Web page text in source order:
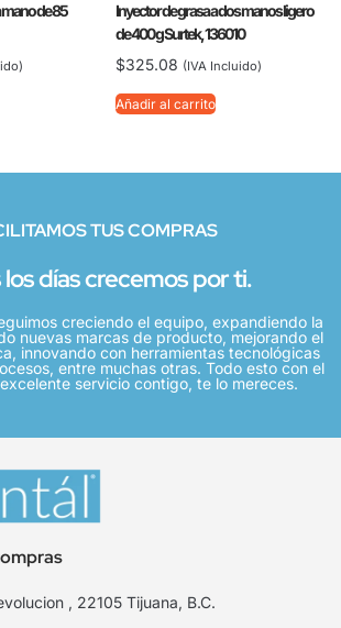
mano de 85
Inyector de grasa a dos manos ligero
de 400 g Surtek, 136010
$325.08 (IVA Incluido)
Añadir al carrito
TUS COMPRAS
los días crecemos por ti.
creciendo el equipo, expandiendo la
nuevas marcas de producto, mejorando el
innovando con herramientas tecnológicas
entre muchas otras. Todo esto con el
servicio contigo, te lo mereces.
, 22105 Tijuana, B.C.